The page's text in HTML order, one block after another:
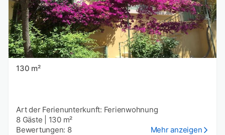
130 m²
Art der Ferienunterkunft: Ferienwohnung
8 Gäste
130 m²
Bewertungen: 8
Mehr anzeigen